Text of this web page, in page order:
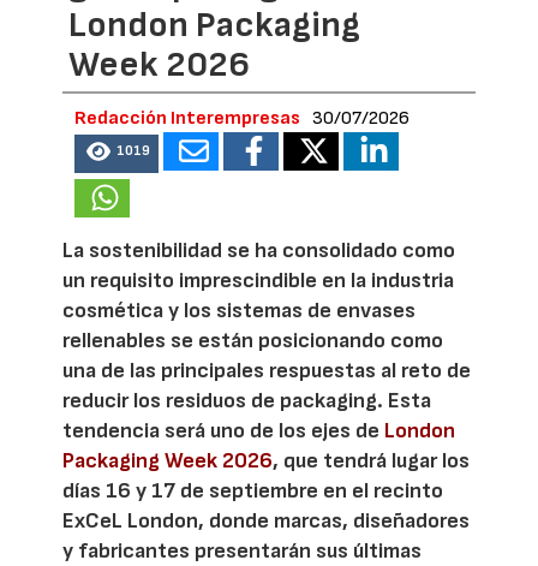
London Packaging
Week 2026
Redacción Interempresas 30/07/2026
1019
La sostenibilidad se ha consolidado como
un requisito imprescindible en la industria
cosmética y los sistemas de envases
rellenables se están posicionando como
una de las principales respuestas al reto de
reducir los residuos de packaging. Esta
tendencia será uno de los ejes de London
Packaging Week 2026, que tendrá lugar los
días 16 y 17 de septiembre en el recinto
ExCeL London, donde marcas, diseñadores
y fabricantes presentarán sus últimas